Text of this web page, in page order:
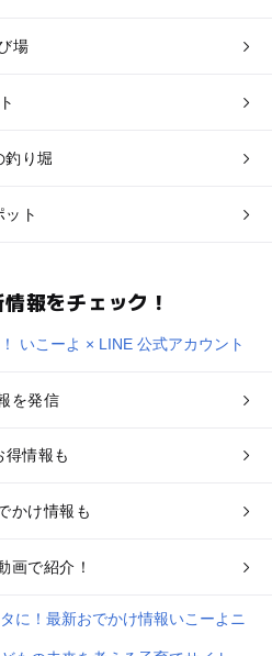
場
釣り堀
ト
報をチェック！
を発信
情報も
かけ情報も
画で紹介！